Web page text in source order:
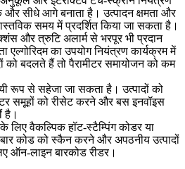
सीधे आगे बनाता है। उत्पादन क्षमता और
समय में प्रदर्शित किया जा सकता है।
और त्रुटि अलार्म से भरपूर भी प्रदान
एल्गोरिदम का उपयोग नियंत्रण कार्यक्रम में
को बदलते हैं तो पैरामीटर समायोजन को कम
रूप से सहेजा जा सकता है। उत्पादों को
समूहों को रीसेट करने और बस इनवॉइस
है।
लिए वैकल्पिक हॉट-स्टैम्पिंग कोडर या
कोड को स्कैन करने और अपठनीय उत्पादों
ऑन-लाइन बारकोड रीडर।